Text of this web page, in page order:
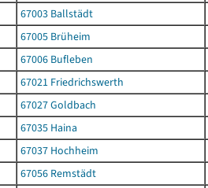
67003 Ballstädt
67005 Brüheim
67006 Bufleben
67021 Friedrichswerth
67027 Goldbach
67035 Haina
67037 Hochheim
67056 Remstädt